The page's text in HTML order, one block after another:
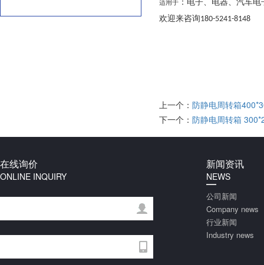
适用于 ：电子、电器、汽车电
欢迎来咨询180-5241-8148
上一个： 防静电周转箱
下一个： 防静电周转箱
在线询价
ONLINE INQUIRY
新闻资讯
NEWS
公司新闻
Company news
行业新闻
Industry news